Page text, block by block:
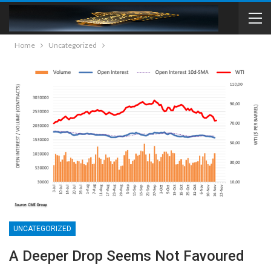
Home Uncategorized
UNCATEGORIZED
A Deeper Drop Seems Not Favoured